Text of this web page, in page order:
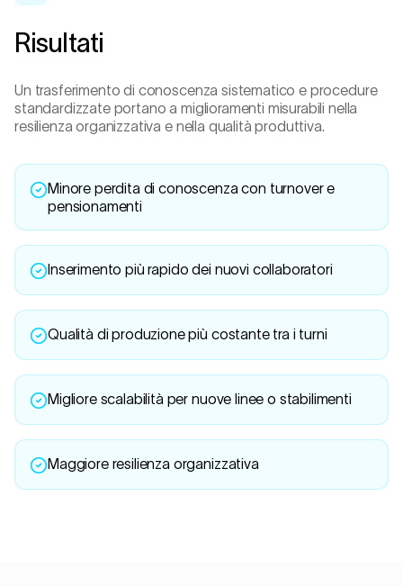
Risultati
Un trasferimento di conoscenza sistematico e procedure
standardizzate portano a miglioramenti misurabili nella
resilienza organizzativa e nella qualità produttiva.
Minore perdita di conoscenza con turnover e
pensionamenti
Inserimento più rapido dei nuovi collaboratori
Qualità di produzione più costante tra i turni
Migliore scalabilità per nuove linee o stabilimenti
Maggiore resilienza organizzativa